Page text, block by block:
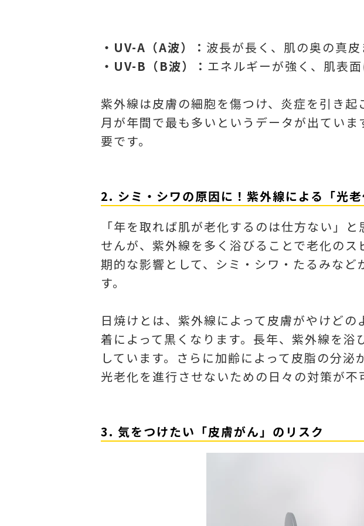
・UV-A（A波）： 波長が長く、肌の奥の真
・UV-B（B波）： エネルギーが強く、肌表
紫外線は皮膚の細胞を傷つけ、炎症を引き
月が年間で最も多いというデータが出てい
要です。
2. シミ・シワの原因に！紫外線による「光
「年を取れば肌が老化するのは仕方ない」
せんが、紫外線を多く浴びることで老化の
期的な影響として、シミ・シワ・たるみな
す。
日焼けとは、紫外線によって皮膚がやけど
着によって黒くなります。長年、紫外線を
しています。さらに加齢によって皮脂の分泌
光老化を進行させないための日々の対策が不
3. 気をつけたい「皮膚がん」のリスク